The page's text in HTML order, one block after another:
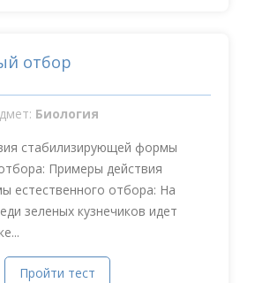
отбор
Биология
стабилизирующей формы
Примеры действия
естественного отбора: На
зеленых кузнечиков идет
Пройти тест